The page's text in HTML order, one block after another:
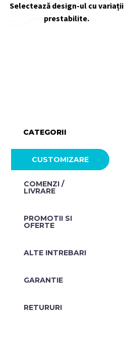
Selectează design-ul cu variații
prestabilite.
CATEGORII
CUSTOMIZARE
COMENZI /
LIVRARE
PROMOTII SI
OFERTE​
ALTE INTREBARI​
GARANTIE
RETURURI